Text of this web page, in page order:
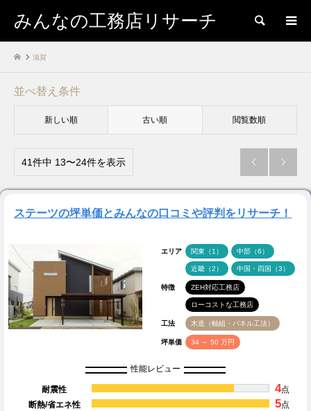
みんなの工務店リサーチ 検索
滋賀
並べ替え条件
新しい順 古い順 閲覧数順
41件中 13〜24件を表示  
ステーツの坪単価とみんなの口コミや評判をリサーチ！
エリア 関東（1） 中部（6）
近畿（2） 中国・四国（3）
特徴 ZEH対応工務店
ローコストな工務店
工法 木造（軸組・パネル工法）
坪単価 34 ～ 50 万円
性能レビュー
耐震性 4点
断熱/省エネ性
5点